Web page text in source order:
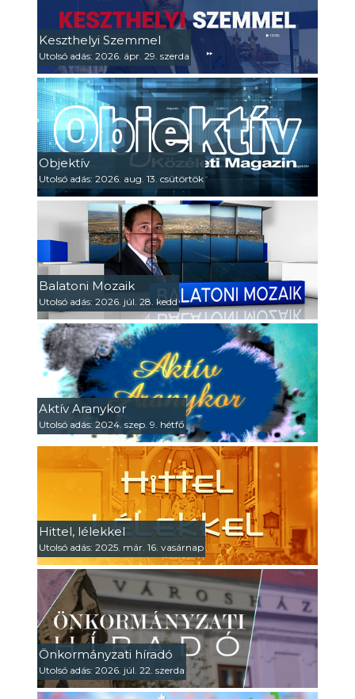
Keszthelyi Szemmel
Utolsó adás: 2026. ápr. 29. szerda
Objektív
Utolsó adás: 2026. aug. 13. csütörtök
Balatoni Mozaik
Utolsó adás: 2026. júl. 28. kedd
Aktív Aranykor
Utolsó adás: 2024. szep. 9. hétfő
Hittel, lélekkel
Utolsó adás: 2025. már. 16. vasárnap
Önkormányzati híradó
Utolsó adás: 2026. júl. 22. szerda